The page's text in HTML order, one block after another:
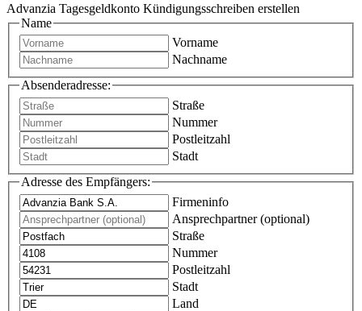
Advanzia Tagesgeldkonto Kündigungsschreiben erstellen
Name
Vorname
Nachname
Absenderadresse:
Straße
Nummer
Postleitzahl
Stadt
Adresse des Empfängers:
Firmeninfo
Ansprechpartner (optional)
Straße
Nummer
Postleitzahl
Stadt
Land